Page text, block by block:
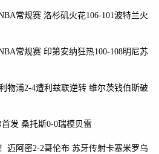
常规赛 洛杉矶火花106-101波特兰火
常规赛 印第安纳狂热100-108明尼苏
物浦2-4遭利兹联逆转 维尔茨钱伯斯破
发 桑托斯0-0瑞模贝雷
迈阿密2-2哥伦布 苏牙传射卡塞米罗乌